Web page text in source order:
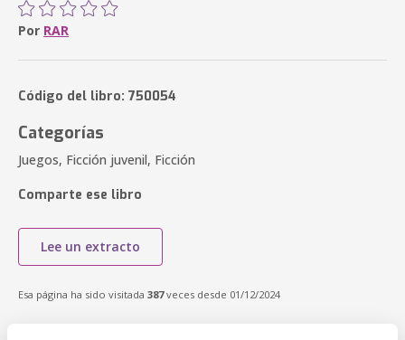
Por RAR
Código del libro: 750054
Categorías
Juegos, Ficción juvenil, Ficción
Comparte ese libro
Lee un extracto
Esa página ha sido visitada 387veces desde 01/12/2024